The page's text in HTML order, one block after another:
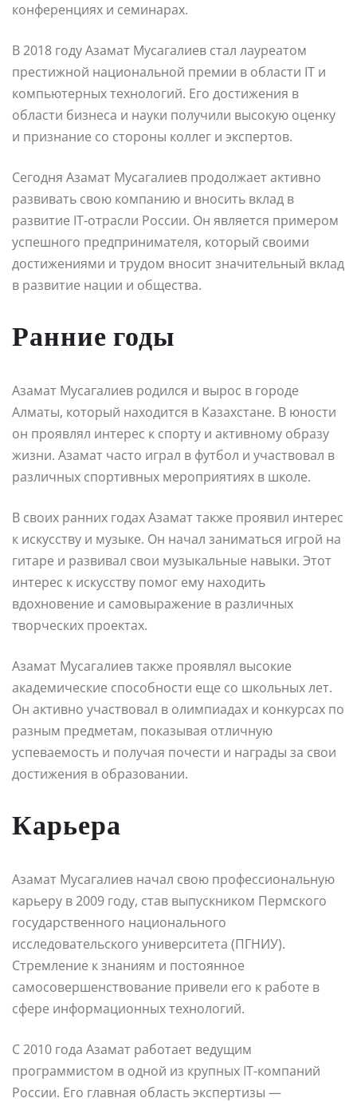
конференциях и семинарах.
В 2018 году Азамат Мусагалиев стал лауреатом
престижной национальной премии в области IT и
компьютерных технологий. Его достижения в
области бизнеса и науки получили высокую оценку
и признание со стороны коллег и экспертов.
Сегодня Азамат Мусагалиев продолжает активно
развивать свою компанию и вносить вклад в
развитие IT-отрасли России. Он является примером
успешного предпринимателя, который своими
достижениями и трудом вносит значительный вклад
в развитие нации и общества.
Ранние годы
Азамат Мусагалиев родился и вырос в городе
Алматы, который находится в Казахстане. В юности
он проявлял интерес к спорту и активному образу
жизни. Азамат часто играл в футбол и участвовал в
различных спортивных мероприятиях в школе.
В своих ранних годах Азамат также проявил интерес
к искусству и музыке. Он начал заниматься игрой на
гитаре и развивал свои музыкальные навыки. Этот
интерес к искусству помог ему находить
вдохновение и самовыражение в различных
творческих проектах.
Азамат Мусагалиев также проявлял высокие
академические способности еще со школьных лет.
Он активно участвовал в олимпиадах и конкурсах по
разным предметам, показывая отличную
успеваемость и получая почести и награды за свои
достижения в образовании.
Карьера
Азамат Мусагалиев начал свою профессиональную
карьеру в 2009 году, став выпускником Пермского
государственного национального
исследовательского университета (ПГНИУ).
Стремление к знаниям и постоянное
самосовершенствование привели его к работе в
сфере информационных технологий.
С 2010 года Азамат работает ведущим
программистом в одной из крупных IT-компаний
России. Его главная область экспертизы —